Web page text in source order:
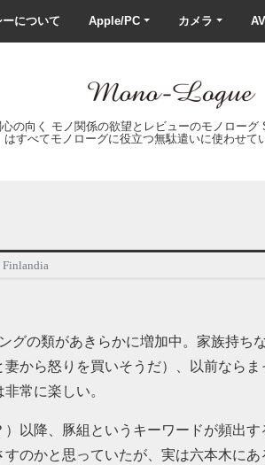
について Apple/PC カメラ
の向く モノ関係の欲望とレビューのモノロ
はすべてモノローグに役立つ無駄遣いに使わせて
Finlandia
グの類があきらかに増加中。家族持ち
から怒りを買いそうだ）、以前ならま
常に楽しい。
以降、豚組というキーワードが頻出す
のかと思っていたが、実は六本木にあ